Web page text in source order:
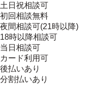
土日祝相談可
初回相談無料
夜間相談可(21時以降)
18時以降相談可
当日相談可
カード利用可
後払いあり
分割払いあり